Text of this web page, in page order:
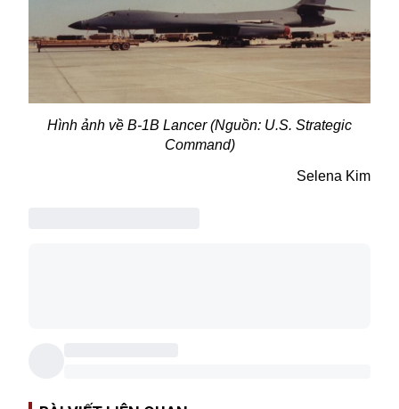
Hình ảnh về B-1B Lancer (Nguồn: U.S. Strategic
Command)
Selena Kim